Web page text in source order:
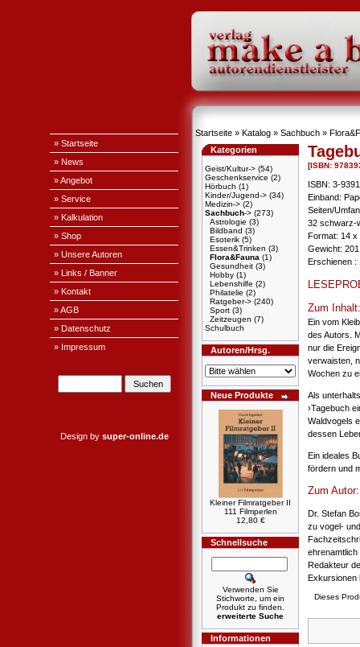
» Startseite
» News
» Angebot
» Service
» Kalkulation
» Shop
» Unsere Autoren
» Links / Banner
» Kontakt
» AGB
» Datenschutz
» Impressum
Design by super-online.de
Startseite » Katalog » Sachbuch »
Kategorien
Geist/Kultur-> (54)
Geschenkservice (2)
Hörbuch (1)
Kinder/Jugend-> (34)
Medizin-> (2)
Sachbuch-> (273)
Astrologie (3)
Bildband (3)
Esoterik (5)
Essen&Trinken (3)
Flora&Fauna (1)
Gesundheit (3)
Hobby (1)
Lebenshilfe (2)
Philatelie (2)
Ratgeber-> (240)
Sport (3)
Zeitzeugen (7)
Schulbuch
Autoren/Hrsg.
Neue Produkte
Kleiner Filmratgeber II
111 Filmperlen
12,80 €
Schnellsuche
Verwenden Sie
Stichworte, um ein
Produkt zu finden.
erweiterte Suche
Informationen
[ISBN:
ISBN: 3-
Einband:
Seiten/
32 schwarz-
Format: 14 x
Gewicht:
Erschienen :
Zum Inhalt:
Ein vom
des Autors.
nur die
verwaisten,
Wochen zu
Als
›Tagebuch
Waldvogels
dessen
Ein ideales
fördern und
Zum Autor:
Dr. Stefan
zu vogel-
Redakteur
Exkursionen
Dieses